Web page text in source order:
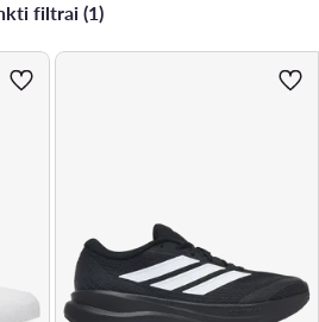
filtrai (1)